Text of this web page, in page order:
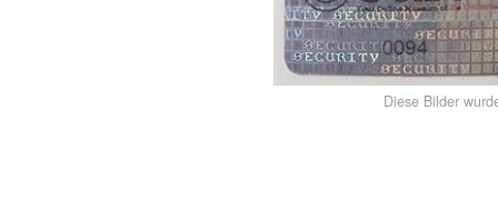
Diese Bilder